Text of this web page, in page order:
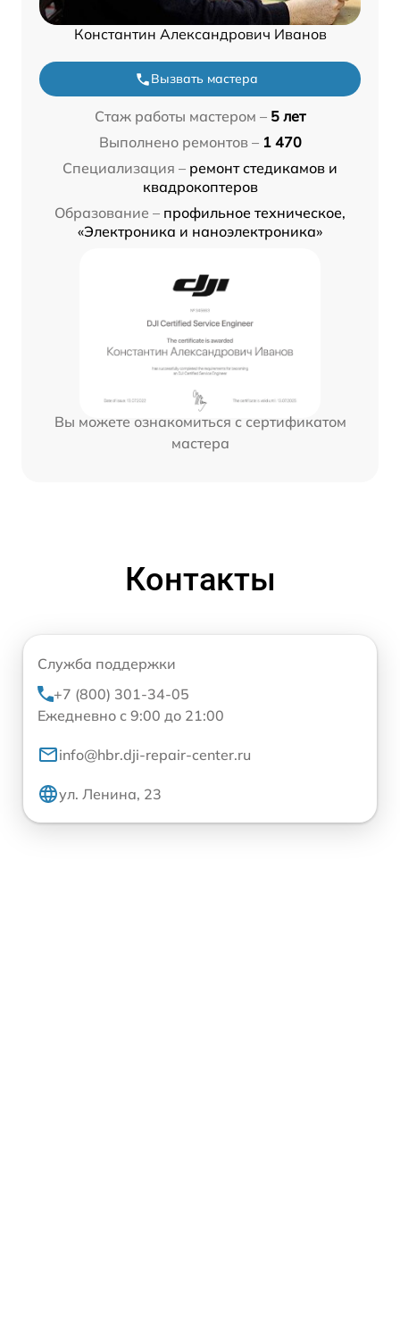
Константин Александрович Иванов
Вызвать мастера
Стаж работы мастером – 5 лет
Выполнено ремонтов – 1 470
Специализация – ремонт стедикамов и
квадрокоптеров
Образование – профильное техническое,
«Электроника и наноэлектроника»
Вы можете ознакомиться с сертификатом
мастера
Контакты
Служба поддержки
+7 (800) 301-34-05
Ежедневно с 9:00 до 21:00
info@hbr.dji-repair-center.ru
ул. Ленина, 23